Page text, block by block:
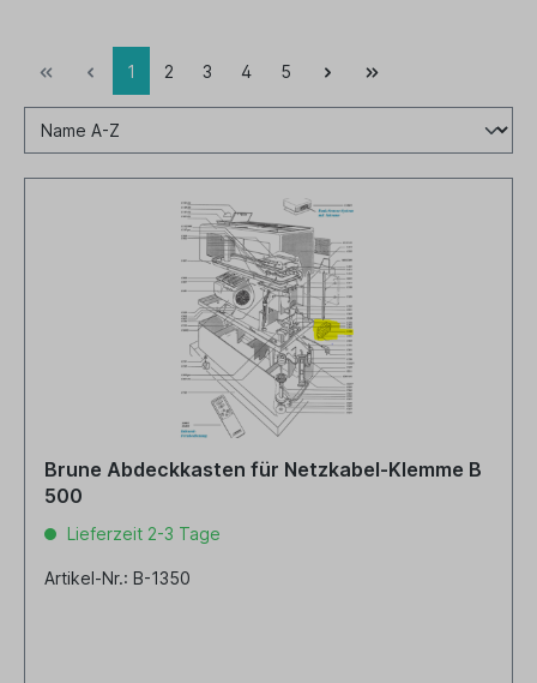
1 2 3 4 5
Brune Abdeckkasten für Netzkabel-Klemme B
500
Lieferzeit 2-3 Tage
Artikel-Nr.: B-1350